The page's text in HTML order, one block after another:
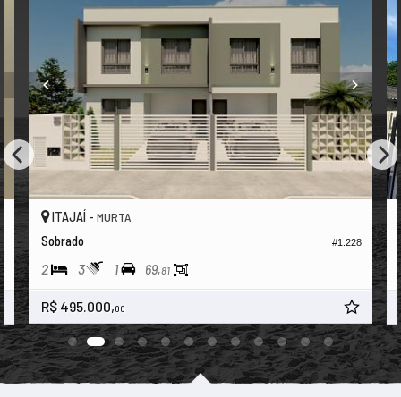
#1.228
ITAJAÍ - MURTA
Sobrado
2 3 1 69,81
R$ 495.000,00